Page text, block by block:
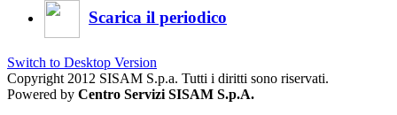
Scarica il periodico
Switch to Desktop Version
Copyright 2012 SISAM S.p.a. Tutti i diritti sono riservati.
Powered by Centro Servizi SISAM S.p.A.